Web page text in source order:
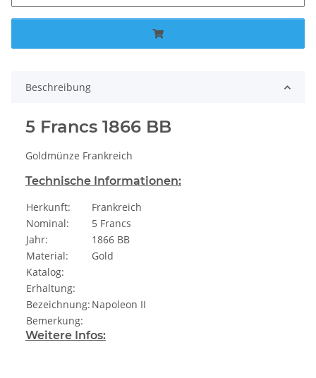
Beschreibung
5 Francs 1866 BB
Goldmünze Frankreich
Technische Informationen:
Herkunft:
Frankreich
Nominal:
5 Francs
Jahr:
1866 BB
Material:
Gold
Katalog:
Erhaltung:
Bezeichnung: Napoleon II
Bemerkung:
Weitere Infos: